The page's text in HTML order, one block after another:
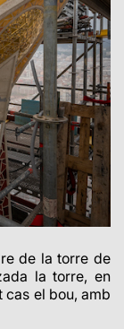
de la torre de
la torre, en
el bou, amb